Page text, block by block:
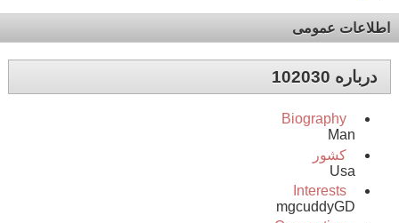
اطلاعات عمومی
درباره 102030
Biography
Man
کشور
Usa
Interests
mgcuddyGD